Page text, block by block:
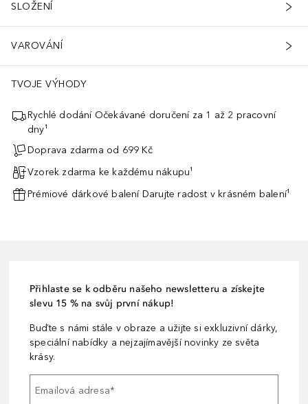
SLOŽENÍ
VAROVÁNÍ
TVOJE VÝHODY
Rychlé dodání Očekávané doručení za 1 až 2 pracovní
dny¹
Doprava zdarma od 699 Kč
Vzorek zdarma ke každému nákupu¹
Prémiové dárkové balení Darujte radost v krásném balení¹
Přihlaste se k odběru našeho newsletteru a získejte
slevu 15 % na svůj první nákup!
Buďte s námi stále v obraze a užijte si exkluzivní dárky,
speciální nabídky a nejzajímavější novinky ze světa
krásy.
Emailová adresa*